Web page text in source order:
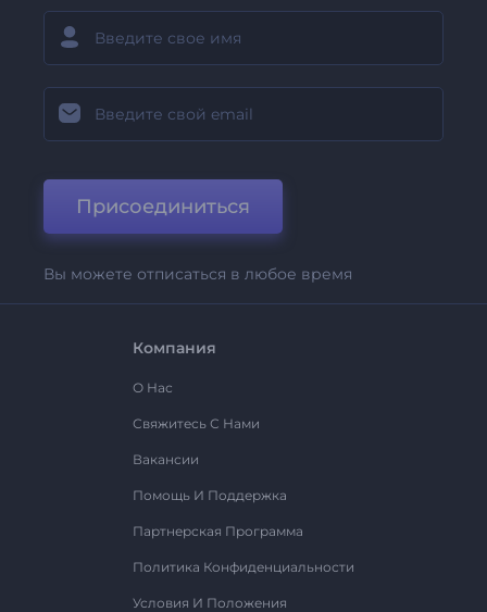
Присоединиться
Вы можете отписаться в любое время
Компания
О Нас
Свяжитесь С Нами
Вакансии
Помощь И Поддержка
Партнерская Программа
Политика Конфиденциальности
Условия И Положения